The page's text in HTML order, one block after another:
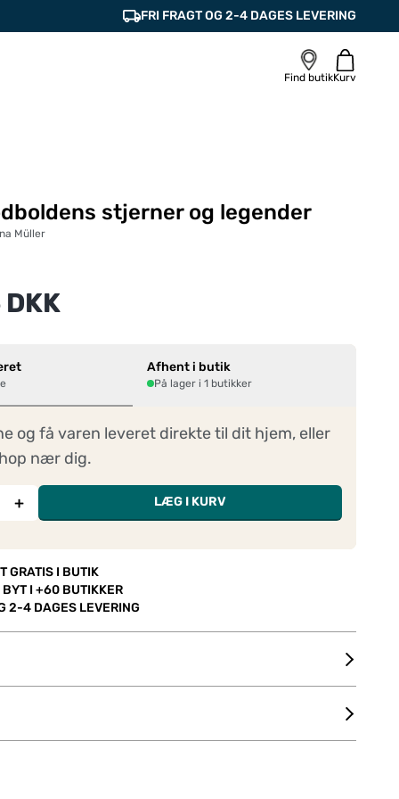
FRI FRAGT OG 2-4 DAGES LEVERING
Find butikKurv
stjerner og legender
Müller
Afhent i butik
På lager i 1 butikker
og få varen leveret direkte til dit hjem, eller
nær dig.
+ LÆG I KURV
GRATIS I BUTIK
I +60 BUTIKKER
2-4 DAGES LEVERING